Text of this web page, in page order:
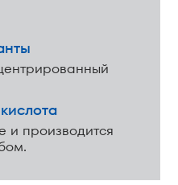
и производится